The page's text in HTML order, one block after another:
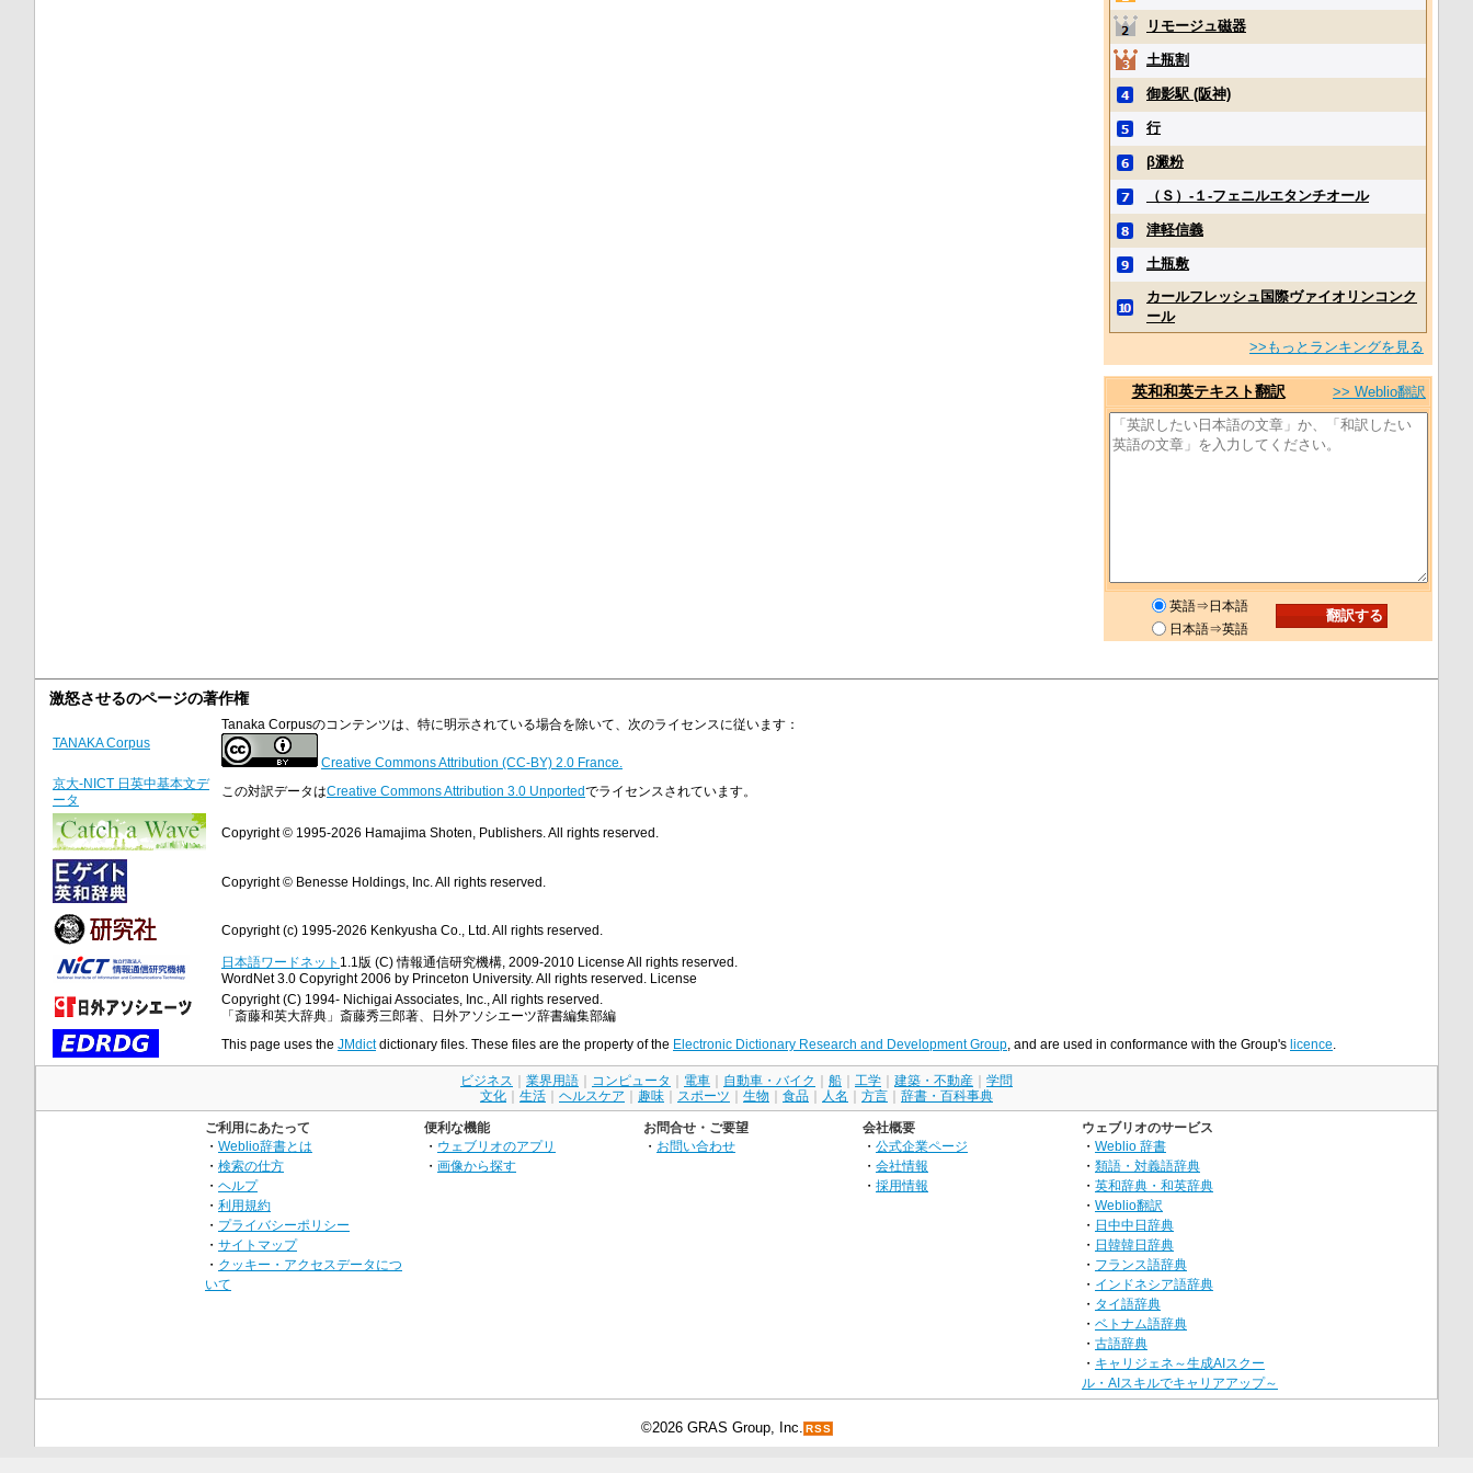
リモージュ磁器
土瓶割
御影駅 (阪神)
行
β澱粉
（Ｓ）‐１‐フェニルエタンチオール
津軽信義
土瓶敷
カールフレッシュ国際ヴァイオリンコンク
ール
>>もっとランキングを見る
英和和英テキスト翻訳 >> Weblio翻訳
英語⇒日本語
日本語⇒英語
激怒させるのページの著作権
TANAKA Corpus
Tanaka Corpusのコンテンツは、特に明示されている場合を除いて、次のライセンスに従います：
Creative Commons Attribution (CC-BY) 2.0 France.
京大-NICT 日英中基本文デ
ータ
この対訳データはCreative Commons Attribution 3.0 Unportedでライセンスされています。
Copyright © 1995-2026 Hamajima Shoten, Publishers. All rights reserved.
Copyright © Benesse Holdings, Inc. All rights reserved.
Copyright (c) 1995-2026 Kenkyusha Co., Ltd. All rights reserved.
日本語ワードネット 1.1版 (C) 情報通信研究機構, 2009-2010 License All rights reserved.
WordNet 3.0 Copyright 2006 by Princeton University. All rights reserved. License
Copyright (C) 1994- Nichigai Associates, Inc., All rights reserved.
「斎藤和英大辞典」斎藤秀三郎著、日外アソシエーツ辞書編集部編
This page uses the JMdictdictionary files. These files are the property of the Electronic Dictionary Research and Development Group , and are used in conformance with the Group's licence
ビジネス 業界用語 コンピュータ 電車 自動車・バイク 船 工学 建築・不動産
学問
文化
生活 ヘルスケア 趣味 スポーツ 生物 食品 人名 方言 辞書・百科事典
ご利用にあたって
・ Weblio辞書とは
・ 検索の仕方
・ ヘルプ
・ 利用規約
・ プライバシーポリシー
・ サイトマップ
・ クッキー・アクセスデータにつ
いて
便利な機能
・ ウェブリオのアプリ
・ 画像から探す
お問合せ・ご要望
・ お問い合わせ
会社概要
・ 公式企業ページ
・ 会社情報
・ 採用情報
ウェブリオのサービス
・ Weblio 辞書
・ 類語・対義語辞典
・ 英和辞典・和英辞典
・ Weblio翻訳
・ 日中中日辞典
・ 日韓韓日辞典
・ フランス語辞典
・ インドネシア語辞典
・ タイ語辞典
・ ベトナム語辞典
・ 古語辞典
・ キャリジェネ～生成AIスクー
ル・AIスキルでキャリアアップ～
©2026 GRAS Group, Inc. RSS